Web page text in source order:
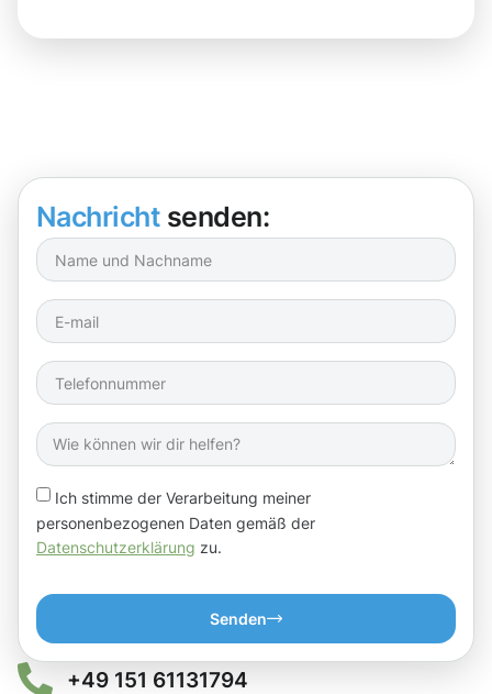
Nachricht senden:
Ich stimme der Verarbeitung meiner
personenbezogenen Daten gemäß der
Datenschutzerklärung zu.
Senden
+49 151 61131794